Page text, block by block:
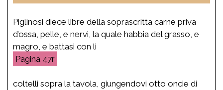
Piglinosi diece libre della soprascritta carne priva
d’ossa, pelle, e nervi, la quale habbia del grasso, e
magro, e battasi con li
47r
coltelli sopra la tavola, giungendovi otto oncie di